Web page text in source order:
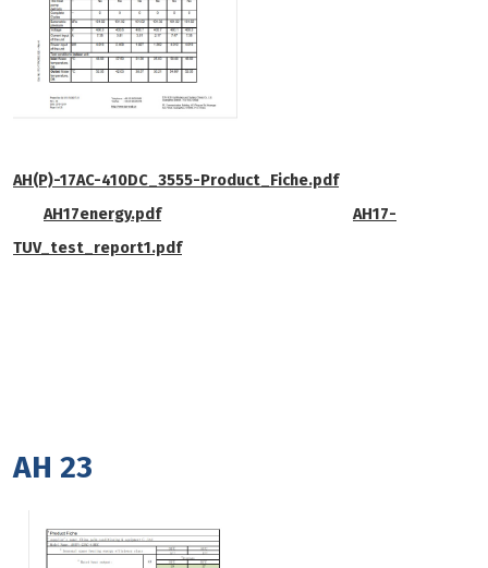
AH(P)-17AC-410DC_3555-Product_Fiche.pdf
AH17energy.pdf
AH17-
TUV_test_report1.pdf
AH 23